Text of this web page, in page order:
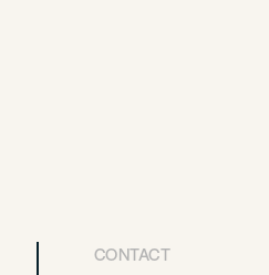
CONTACT